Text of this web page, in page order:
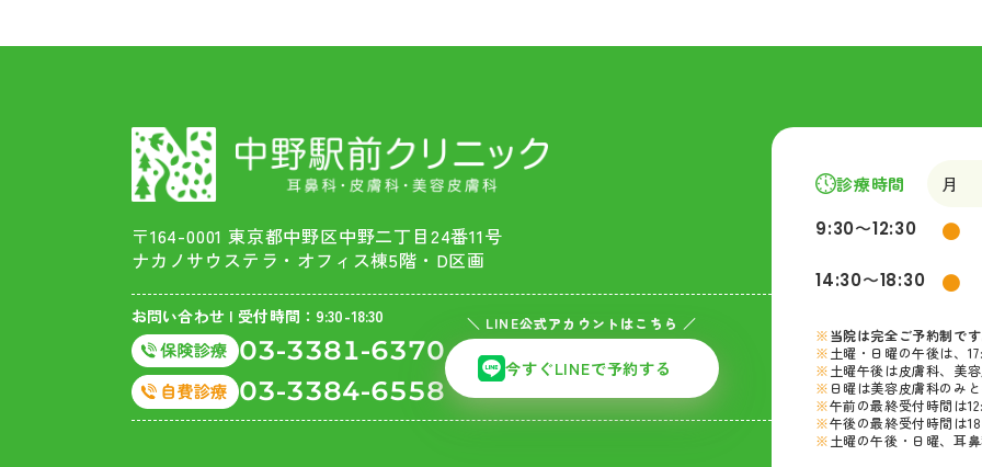
〒164-0001 東京都中野区中野二丁目24番11号
ナカノサウステラ・オフィス棟5階・D区画
お問い合わせ | 受付時間：9:30-18:30
03-3381-6370
03-3384-6558
＼ LINE公式アカウントはこちら ／
今すぐLINEで予約する
診療時間 月
9:30〜12:30
●
14:30〜18:30 ●
当院は完全ご予約制です
土曜・日曜の午後は、
土曜午後は皮膚科、美
日曜は美容皮膚科のみと
午前の最終受付時間は
午後の最終受付時間は
土曜の午後・日曜、耳鼻